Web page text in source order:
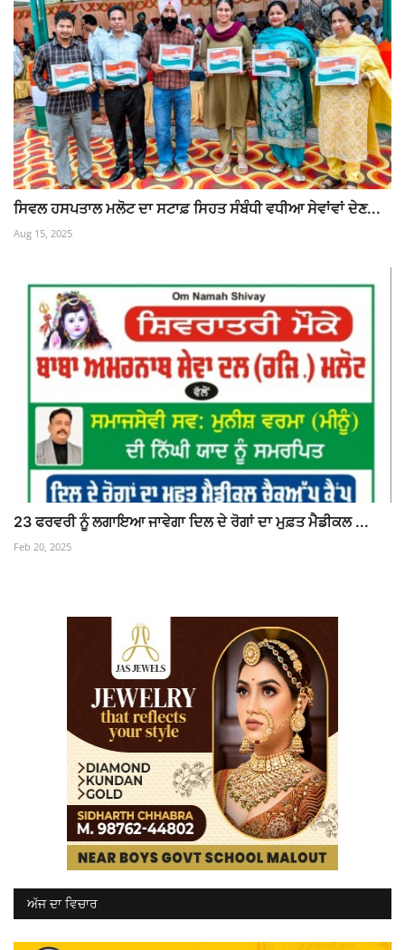
ਸਿਵਲ ਹਸਪਤਾਲ ਮਲੋਟ ਦਾ ਸਟਾਫ਼ ਸਿਹਤ ਸੰਬੰਧੀ ਵਧੀਆ ਸੇਵਾਂਵਾਂ ਦੇਣ...
Aug 15, 2025
23 ਫਰਵਰੀ ਨੂੰ ਲਗਾਇਆ ਜਾਵੇਗਾ ਦਿਲ ਦੇ ਰੋਗਾਂ ਦਾ ਮੁਫ਼ਤ ਮੈਡੀਕਲ ...
Feb 20, 2025
ਅੱਜ ਦਾ ਵਿਚਾਰ